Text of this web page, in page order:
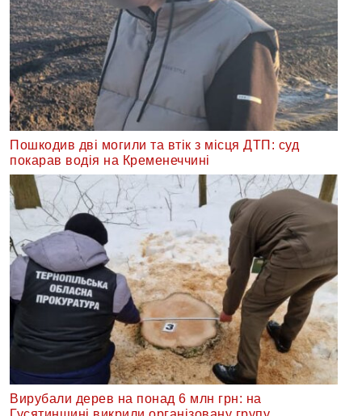
Пошкодив дві могили та втік з місця ДТП: суд
покарав водія на Кременеччині
Вирубали дерев на понад 6 млн грн: на